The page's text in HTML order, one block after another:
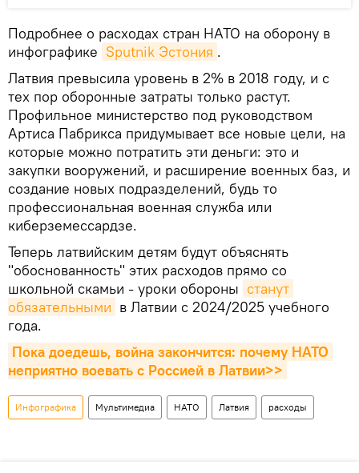
Подробнее о расходах стран НАТО на оборону в
инфографике Sputnik Эстония .
Латвия превысила уровень в 2% в 2018 году, и с
тех пор оборонные затраты только растут.
Профильное министерство под руководством
Артиса Пабрикса придумывает все новые цели, на
которые можно потратить эти деньги: это и
закупки вооружений, и расширение военных баз, и
создание новых подразделений, будь то
профессиональная военная служба или
киберземессардзе.
Теперь латвийским детям будут объяснять
"обоснованность" этих расходов прямо со
школьной скамьи - уроки обороны станут
обязательными в Латвии с 2024/2025 учебного
года.
Пока доедешь, война закончится: почему НАТО
неприятно воевать с Россией в Латвии>>
Инфографика Мультимедиа НАТО Латвия расходы